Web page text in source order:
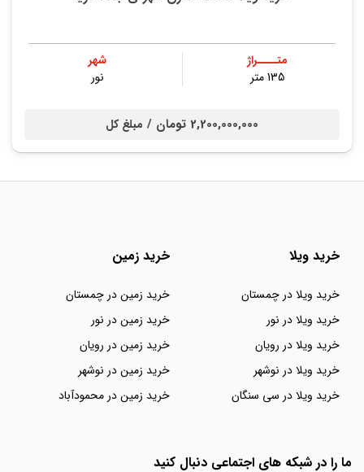
متــــراژ
135 متر
شهر
نور
2,200,000,000 تومان / مبلغ کل
خرید ویلا
خرید ویلا در چمستان
خرید ویلا در نور
خرید ویلا در رویان
خرید ویلا در نوشهر
خرید ویلا در سی سنگان
خرید زمین
خرید زمین در چمستان
خرید زمین در نور
خرید زمین در رویان
خرید زمین در نوشهر
خرید زمین در محمودآباد
ما را در شبکه های اجتماعی دنبال کنید